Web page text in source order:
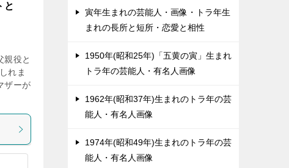
と
親役と
れま
ザーが
寅年生まれの芸能人・画像・トラ年生
まれの長所と短所・恋愛と相性
1950年(昭和25年)「五黄の寅」生まれ
トラ年の芸能人・有名人画像
1962年(昭和37年)生まれのトラ年の芸
能人・有名人画像
1974年(昭和49年)生まれのトラ年の芸
能人・有名人画像